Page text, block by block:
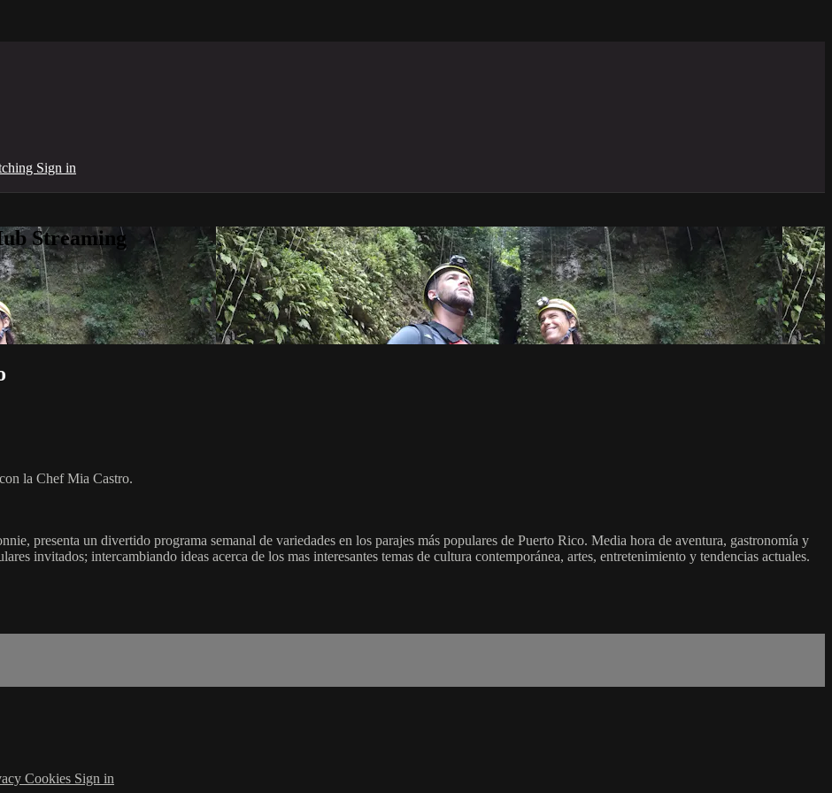
Sign in
Streaming
la Chef Mia Castro.
presenta un divertido programa semanal de variedades en los parajes más populares de Puerto Rico. Media hora de aventura, gastronomía y
invitados; intercambiando ideas acerca de los mas interesantes temas de cultura contemporánea, artes, entretenimiento y tendencias actuales.
Cookies Sign in